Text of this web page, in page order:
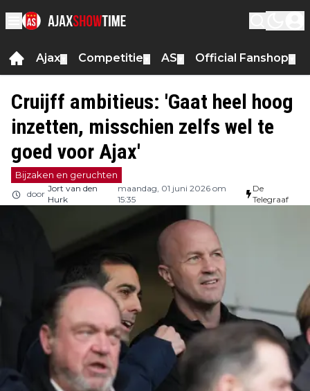
Ajax Competitie AS Official Fanshop
Cruijff ambitieus: 'Gaat heel hoog
inzetten, misschien zelfs wel te
goed voor Ajax'
Bijzaken en geruchten
door
Jort van den
Hurk
maandag, 01 juni 2026 om
15:35
De
Telegraaf